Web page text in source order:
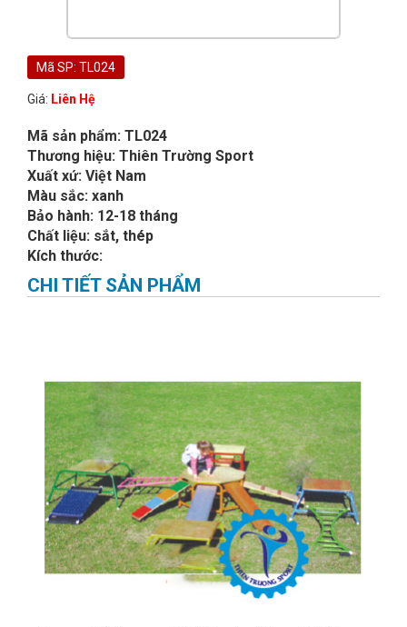
Mã SP: TL024
Giá: Liên Hệ
Mã sản phẩm: TL024
Thương hiệu: Thiên Trường Sport
Xuất xứ: Việt Nam
Màu sắc: xanh
Bảo hành: 12-18 tháng
Chất liệu: sắt, thép
Kích thước:
CHI TIẾT SẢN PHẨM